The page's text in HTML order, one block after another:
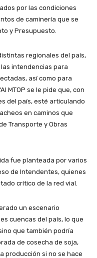
por las condiciones
de caminería que se
y Presupuesto.
regionales del país,
intendencias para
así como para
MTOP se le pide que, con
del país, esté articulando
en caminos que
Transporte y Obras
fue planteada por varios
de Intendentes, quienes
crítico de la red vial.
un escenario
cuencas del país, lo que
que también podría
de cosecha de soja,
producción si no se hace